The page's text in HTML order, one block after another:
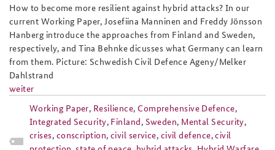
How to become more resilient against hybrid attacks? In our
current Working Paper, Josefiina Manninen and Freddy Jönsson
Hanberg introduce the approaches from Finland and Sweden,
respectively, and Tina Behnke dicusses what Germany can learn
from them. Picture: Schwedish Civil Defence Ageny/Melker
Dahlstrand
weiter
Working Paper, Resilience, Comprehensive Defence,
Integrated Security, Finland, Sweden, Mental Security,
crises, conscription, civil service, civil defence,civil